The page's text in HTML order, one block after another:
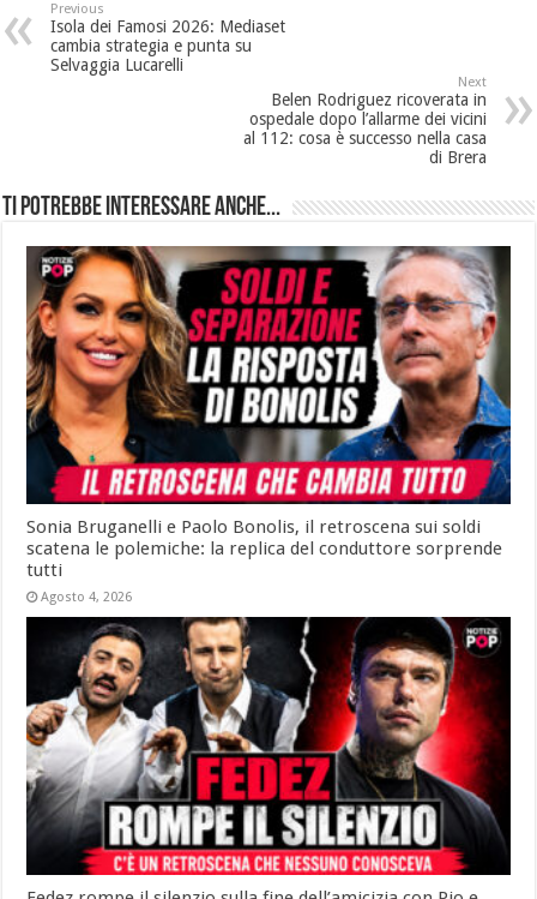
Previous
Isola dei Famosi 2026: Mediaset
cambia strategia e punta su
Selvaggia Lucarelli
Next
Belen Rodriguez ricoverata in
ospedale dopo l’allarme dei vicini
al 112: cosa è successo nella casa
di Brera
Ti potrebbe interessare anche...
Sonia Bruganelli e Paolo Bonolis, il retroscena sui soldi
scatena le polemiche: la replica del conduttore sorprende
tutti
Agosto 4, 2026